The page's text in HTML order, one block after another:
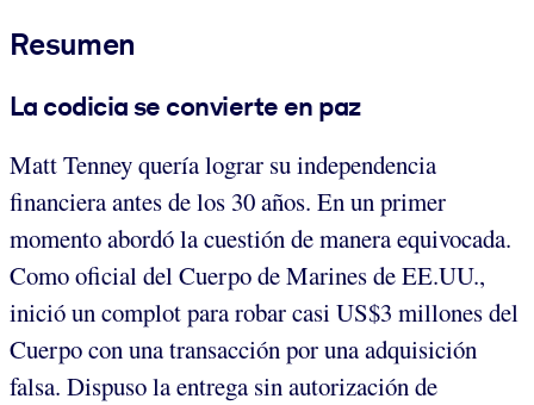
Resumen
La codicia se convierte en paz
Matt Tenney quería lograr su independencia
financiera antes de los 30 años. En un primer
momento abordó la cuestión de manera equivocada.
Como oficial del Cuerpo de Marines de EE.UU.,
inició un complot para robar casi US$3 millones del
Cuerpo con una transacción por una adquisición
falsa. Dispuso la entrega sin autorización de